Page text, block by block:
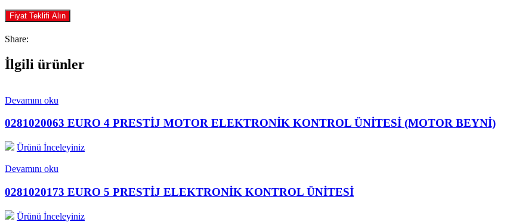
Fiyat Teklifi Alın
Share:
İlgili ürünler
Devamını oku
0281020063 EURO 4 PRESTİJ MOTOR ELEKTRONİK KONTROL ÜNİTESİ (MOTOR BEYNİ)
Ürünü İnceleyiniz
Devamını oku
0281020173 EURO 5 PRESTİJ ELEKTRONİK KONTROL ÜNİTESİ
Ürünü İnceleyiniz